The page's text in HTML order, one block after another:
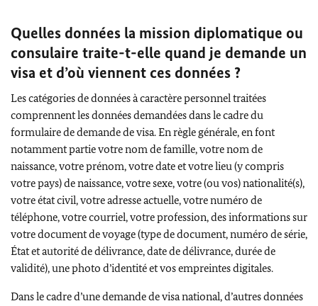
Quelles données la mission diplomatique ou
consulaire traite-t-elle quand je demande un
visa et d’où viennent ces données ?
Les catégories de données à caractère personnel traitées
comprennent les données demandées dans le cadre du
formulaire de demande de visa. En règle générale, en font
notamment partie votre nom de famille, votre nom de
naissance, votre prénom, votre date et votre lieu (y compris
votre pays) de naissance, votre sexe, votre (ou vos) nationalité(s),
votre état civil, votre adresse actuelle, votre numéro de
téléphone, votre courriel, votre profession, des informations sur
votre document de voyage (type de document, numéro de série,
État et autorité de délivrance, date de délivrance, durée de
validité), une photo d’identité et vos empreintes digitales.
Dans le cadre d’une demande de visa national, d’autres données